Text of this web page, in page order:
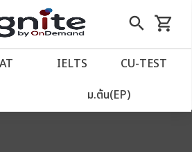
close
ท์
search
Skip
to
shopping_cart
รถเข็น
IELTS CU‑TEST
ม.ต้น(EP)
find anything for 80000725